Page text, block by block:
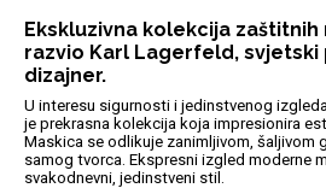
Ekskluzivna kolekcija zaštitnih
razvio Karl Lagerfeld,
dizajner.
U interesu sigurnosti i jedinstvenog
je prekrasna kolekcija koja impresionira
Maskica se odlikuje zanimljivom, šaljivom
samog tvorca. Ekspresni izgled moderne
svakodnevni, jedinstveni stil.
Sleng Feel
Univerzalne futrole i